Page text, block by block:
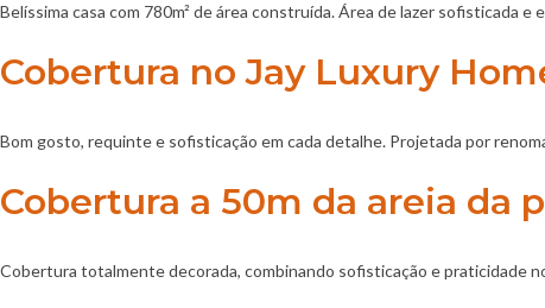
Belíssima casa com 780m² de área construída. Área de lazer sofisticada
Cobertura no Jay Luxury
Bom gosto, requinte e sofisticação em cada detalhe. Projetada por
Cobertura a 50m da areia da
Cobertura totalmente decorada, combinando sofisticação e praticidade